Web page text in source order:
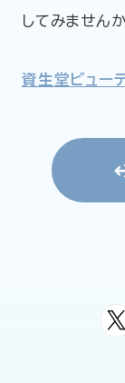
してみません
資生堂ビュー